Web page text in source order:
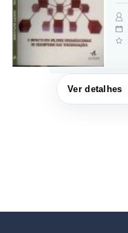
Ver detalhes